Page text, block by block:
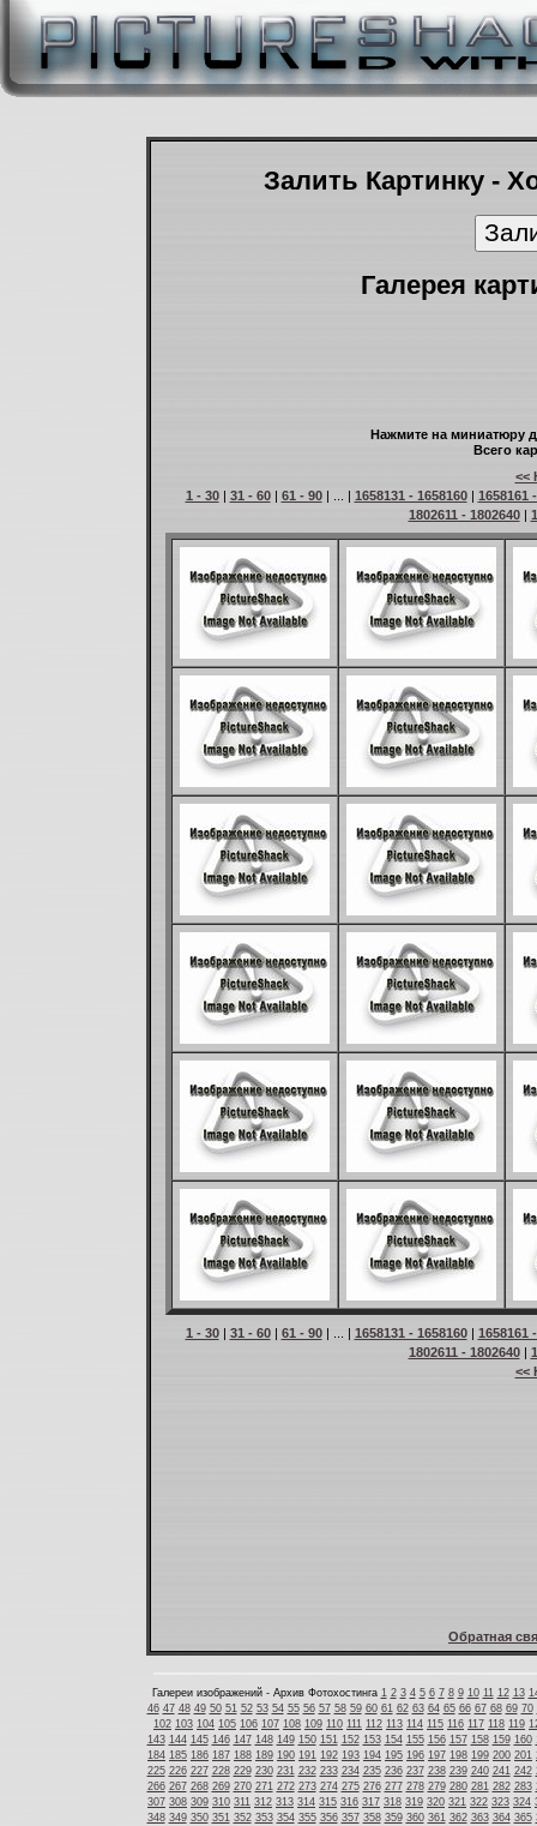
Залить Картинку -
Галерея
Нажмите на миниатюру
Всего
<<
1 - 30| 31 - 60| 61 - 90| ... | 1658131 - 1658160| 1658161
1802611 - 1802640|
1 - 30| 31 - 60| 61 - 90| ... | 1658131 - 1658160| 1658161
1802611 - 1802640|
<<
Обратная
Галереи изображений - Архив Фотохостинга 1 2 3 4 5 6 7 8 9 10 11 12 13
46 47 48 49 50 51 52 53 54 55 56 57 58 59 60 61 62 63 64 65 66 67 68 69 70
102 103 104 105 106 107 108 109 110 111 112 113 114 115 116 117 118 119
143 144 145 146 147 148 149 150 151 152 153 154 155 156 157 158 159 160
184 185 186 187 188 189 190 191 192 193 194 195 196 197 198 199 200 201
225 226 227 228 229 230 231 232 233 234 235 236 237 238 239 240 241 242
266 267 268 269 270 271 272 273 274 275 276 277 278 279 280 281 282 283
307 308 309 310 311 312 313 314 315 316 317 318 319 320 321 322 323 324
348 349 350 351 352 353 354 355 356 357 358 359 360 361 362 363 364 365